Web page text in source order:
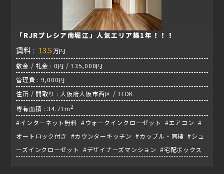
「RJRプレシア南堀江」人気エリア築1年！！！
賃料 : 13.5 万円
敷金 / 礼金 : 0円 / 135,000円
管理費 : 9,000円
住所 / 間取り : 大阪府大阪市西区 / 1LDK
専有面積 : 34.71m2
#インターネット無料 #ウォークインクローゼット #エアコン #
オートロック付き #カウンターキッチン #カップル・同棲 #シュ
ーズインクローゼット #デザイナーズマンション #宅配ボックス